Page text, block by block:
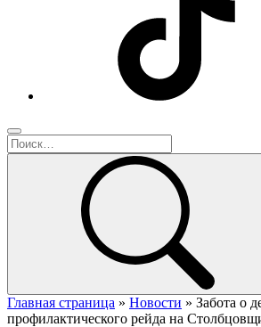
Главная страница » Новости » Забота о
профилактического рейда на